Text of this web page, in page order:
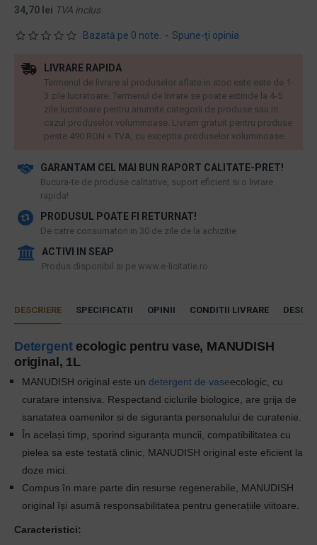
Bazată pe 0 note. - Spune-ţi opinia
34,70 lei TVA inclus
GARANTAM CEL MAI BUN RAPORT CALITATE-PRET!
​Bucura-te de produse calitative, suport eficient si o livrare
rapida!
PRODUSUL POATE FI RETURNAT!
De catre consumatori in 30 de zile de la achizitie
ACTIVI IN SEAP
Produs disponibil si pe www.e-licitatie.ro
LIVRARE RAPIDA
Termenul de livrare al produselor aflate in stoc este este de 1-
3 zile lucratoare. Termenul de livrare se poate extinde la 4-5
zile lucratoare pentru anumite categorii de produse sau in
cazul produselor voluminoase. Livram gratuit pentru produse
peste 490 RON + TVA, cu exceptia produselor voluminoase.
DESCRIERE SPECIFICATII OPINII CONDITII LIVRARE
Detergentecologic pentru vase, MANUDISH
original, 1L
MANUDISH original este un detergent de vaseecologic, cu
curatare intensiva. Respectand ciclurile biologice, are grija de
sanatatea oamenilor si de siguranta personalului de curatenie.
În același timp, sporind siguranța muncii, compatibilitatea cu
pielea sa este testată clinic, MANUDISH original este eficient la
doze mici.
Compus în mare parte din resurse regenerabile, MANUDISH
original își asumă responsabilitatea pentru generațiile viitoare.
Caracteristici: